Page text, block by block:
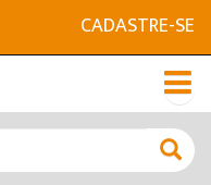
CADASTRE-SE